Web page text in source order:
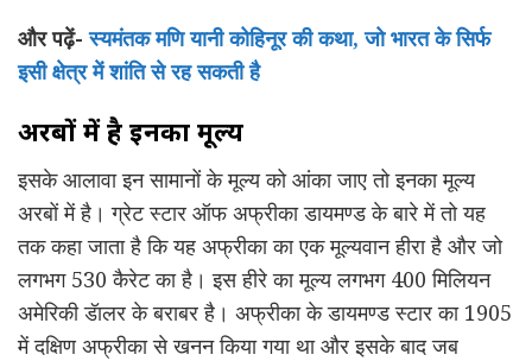
और पढ़ें-स्यमंतक मणि यानी कोहिनूर की कथा, जो भारत के सिर्फ
इसी क्षेत्र में शांति से रह सकती है
अरबों में है इनका मूल्य
इसके आलावा इन सामानों के मूल्य को आंका जाए तो इनका मूल्य
अरबों में है। ग्रेट स्टार ऑफ अफ्रीका डायमण्ड के बारे में तो यह
तक कहा जाता है कि यह अफ्रीका का एक मूल्यवान हीरा है और जो
लगभग 530 कैरेट का है। इस हीरे का मूल्य लगभग 400 मिलियन
अमेरिकी डॅालर के बराबर है। अफ्रीका के डायमण्ड स्टार का 1905
में दक्षिण अफ्रीका से खनन किया गया था और इसके बाद जब